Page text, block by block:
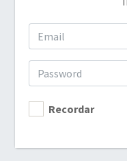
Recordar